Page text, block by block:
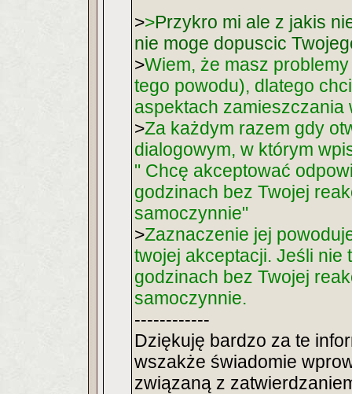
>>Przykro mi ale z jakis
nie moge dopuscic
>Wiem, że masz
tego powodu), dlatego
aspektach zamieszczania
>Za każdym razem gdy
dialogowym, w którym
" Chcę akceptować
godzinach bez Twojej
samoczynnie"
>Zaznaczenie jej
twojej akceptacji. Jeśli nie
godzinach bez Twojej
samoczynnie.
------------
Dziękuję bardzo za te
wszakże świadomie
związaną z